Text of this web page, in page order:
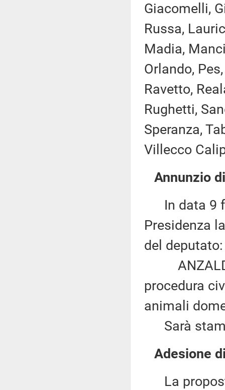
Giacomelli,
Russa,
Madia,
Orlando,
Ravetto,
Rughetti,
Speranza,
Villecco
Annunzio
In data 9
Presidenza
del deputato:
ANZALDI:
procedura
animali
Sarà
Adesione
La